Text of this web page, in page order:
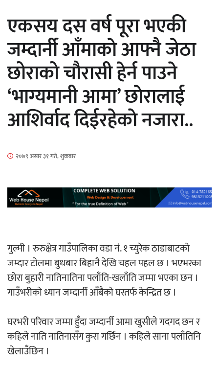
औपचारिक सेवा सञ्चालनमा
हलमा छैन ‘गौँथली’को टिकट
‘आइतबारको अफिस’ को परिचर्चा सम्पन्न
मुक्तकसङ्ग्रह लोकार्पण
एकसय दस वर्ष पूरा भएकी
जम्दार्नी आँमाकाे आफ्नै जेठा
छोराको चौरासी हेर्न पाउने
‘भाग्यमानी आमा’ छाेरालाई
आशिर्वाद दिईरहेकाे नजारा..
२०७९ असार ३१ गते, शुक्रबार
गुल्मी । रुरुक्षेत्र गाउँपालिका वडा नं. १ च्युरेक ठाडाबाटकाे
जम्दार टाेलमा बुधबार बिहानै देखि चहल पहल छ । भएभरका
छाेरा बुहारी नातिनातिना पलाँति-खलाँति जम्मा भएका छन ।
गाउँभरीकाे ध्यान जम्दार्नी आँबैकाे घरतर्फ केन्द्रित छ ।
घरभरी परिवार जम्मा हुँदा जम्दार्नी आमा खुसीले गदगद छन र
कहिले नाति नातिनासँग कुरा गर्छिन । कहिले साना पलाँतिनि
खेलाउँछिन ।